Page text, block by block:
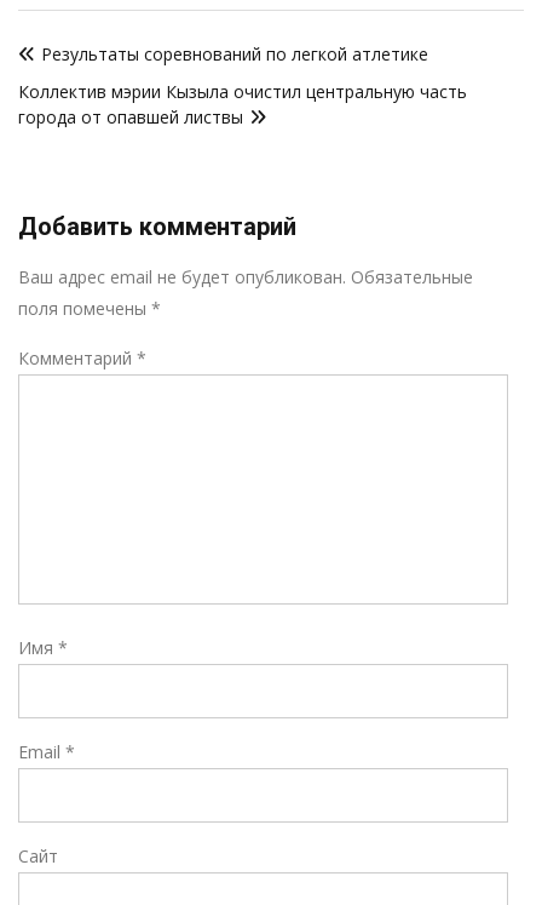
по
записям
Результаты соревнований по легкой атлетике
Коллектив мэрии Кызыла очистил центральную часть
города от опавшей листвы
Добавить комментарий
Ваш адрес email не будет опубликован. Обязательные
поля помечены *
Комментарий *
Имя *
Email *
Сайт